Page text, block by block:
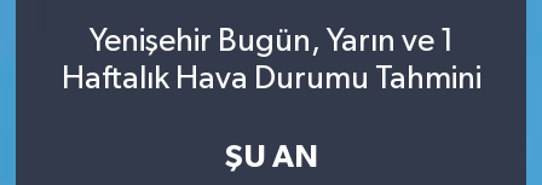
Yenişehir Bugün, Yarın ve 1
Haftalık Hava Durumu Tahmini
ŞU AN
SINAVLAR
AKADEMİK/BİLİM